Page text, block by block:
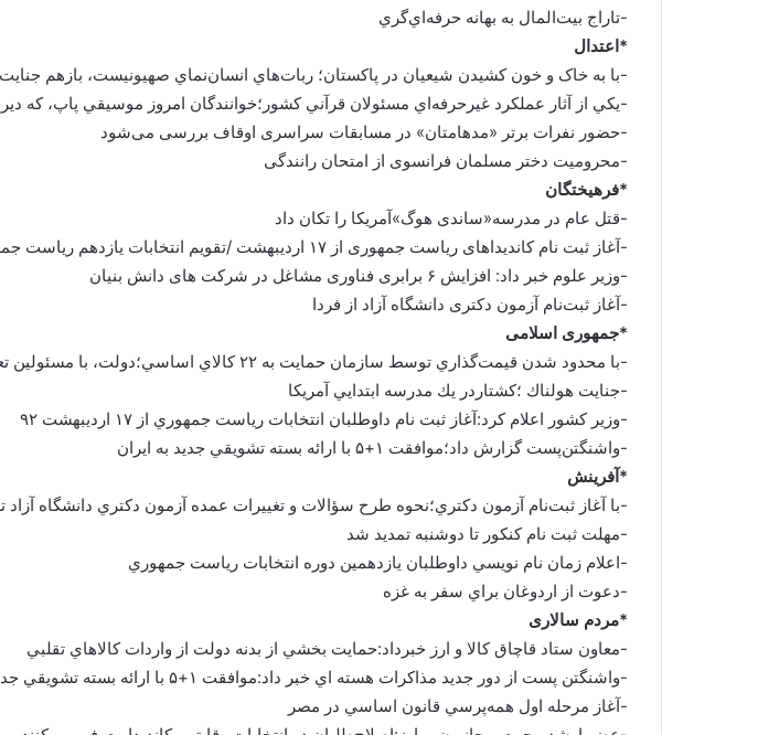
-تاراج بيت‌المال به بهانه حرفه‌اي‌گري
*اعتدال
-با به خاک و خون کشیدن شیعيان در پاکستان؛ ربات‌هاي انسان‌نماي صهيونيست، بازهم جنايت
-يكي از آثار عملكرد غيرحرفه‌اي مسئولان قرآني كشور؛خوانندگان امروز موسيقي پاپ، كه
-حضور نفرات برتر «مدهامتان» در مسابقات سراسری اوقاف بررسی می‌شود
-محرومیت دختر مسلمان فرانسوی از امتحان رانندگی
*فرهیختگان
-قتل عام در مدرسه«ساندی هوگ»آمریکا را تکان داد
-آغاز ثبت نام کاندیداهای ریاست جمهوری از ۱۷ اردیبهشت /تقویم انتخابات یازدهم ریاست جمهوری گشوده شد
-وزیر علوم خبر داد: افزایش ۶ برابری فناوری مشاغل در شرکت های دانش بنیان
-آغاز ثبت‌نام آزمون دکتری دانشگاه آزاد از فردا
*جمهوری اسلامی
-با محدود شدن قيمت‌گذاري توسط سازمان حمايت به ۲۲ كالاي اساسي؛دولت، با مسئولين تعيين و نظارت بر قيمت‌ها خداحافظي كرد
-جنايت هولناك ؛كشتاردر يك مدرسه ابتدايي آمريكا
-وزير كشور اعلام كرد:آغاز ثبت نام داوطلبان انتخابات رياست جمهوري از ۱۷ ارديبهشت ۹۲
-واشنگتن‌‌پست گزارش داد؛موافقت ۱+۵ با ارائه بسته تشويقي جديد به ايران
*آفرینش
-با آغاز ثبت‌نام آزمون دكتري؛نحوه طرح سؤالات و تغييرات عمده آزمون دكتري دانشگاه
-مهلت ثبت نام کنکور تا دوشنبه تمديد شد
-اعلام زمان نام نويسي داوطلبان يازدهمين دوره انتخابات رياست جمهوري
-دعوت از اردوغان براي سفر به غزه
*مردم سالاری
-معاون ستاد قاچاق کالا و ارز خبرداد:حمايت بخشي از بدنه دولت از واردات کالاهاي تقلبي
-واشنگتن پست از دور جديد مذاکرات هسته اي خبر داد:موافقت ۱+۵ با ارائه بسته تشويقي جديد به ايران
-آغاز مرحله اول همه‌پرسي قانون‌ اساسي در مصر